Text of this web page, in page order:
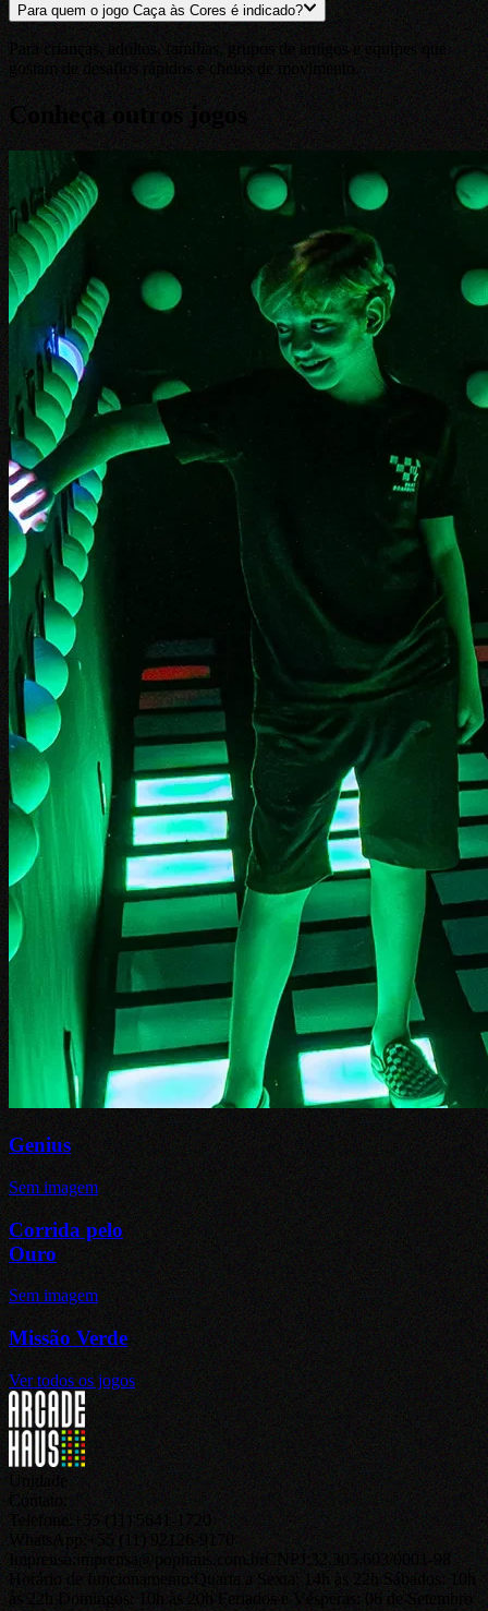
Para quem o jogo Caça às Cores é indicado?
Para crianças, adultos, famílias, grupos de amigos e equipes que
gostam de desafios rápidos e cheios de movimento.
Conheça outros jogos
Genius
Sem imagem
Corrida pelo
Ouro
Sem imagem
Missão Verde
Ver todos os jogos
Unidade
Contato:
Telefone:+55 (11) 5641-1720
WhatsApp: +55 (11) 92126-9170
Imprensa: imprensa@pophaus.com.br CNPJ: 32.305.603/0001-98
Horário de funcionamento: Quarta a Sexta: 14h às 22h Sábados: 10h
às 22h Domingos: 10h às 20h Feriados e Vésperas: 06 de Setembro